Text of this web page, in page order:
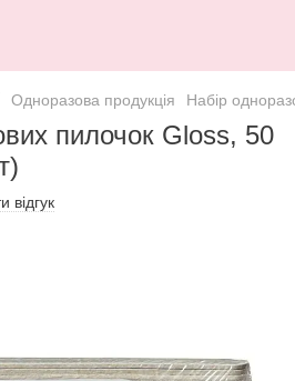
Одноразова продукція Набір
пилочок Gloss, 50
відгук